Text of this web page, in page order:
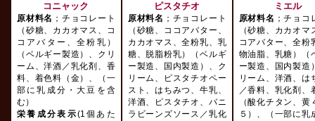
コニャック
原材料名 ；チョコレート
（砂糖、カカオマス、コ
コアバター、全粉乳）
（ベルギー製造）、クリ
ーム、洋酒／乳化剤、香
料、着色料（金）、（一
部に乳成分・大豆を含
む）
栄養成分表示(1個あた
ピスタチオ
原材料名 ；チョコレート
（砂糖、ココアバター、
カカオマス、全粉乳、乳
糖、脱脂粉乳）（ベルギ
ー製造、国内製造）、ク
リーム、ピスタチオペー
スト、はちみつ、牛乳、
洋酒、ピスタチオ、バニ
ラビーンズソース／乳化
ミエル
原材料名 ；チョコ
（砂糖、カカオマ
コアバター、全粉
物油脂、乳糖）（
ー製造、国内製造
リーム、洋酒、は
／香料、乳化剤、
（酸化チタン、黄
５）、（一部に乳